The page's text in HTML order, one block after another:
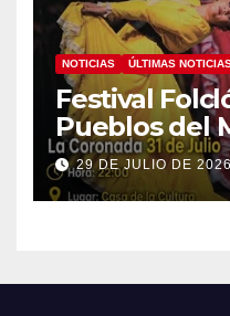
NOTICIAS ÚLTIMAS
Festival
Pueblos del
29 DE JULIO DE